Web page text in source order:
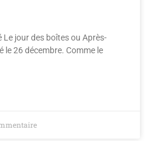
Le jour des boîtes ou Après-
le 26 décembre. Comme le